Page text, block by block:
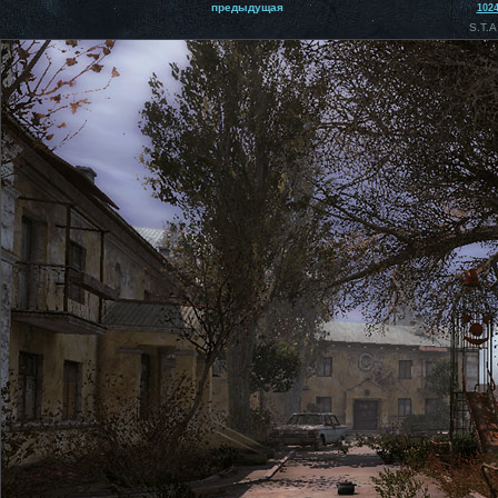
предыдущая